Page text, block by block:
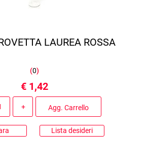
LAUREA ROSSA
(0)
€ 1,42
Agg. Carrello
Lista desideri